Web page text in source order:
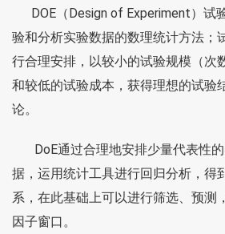
DOE（Design of Experiment）试
验和分析实验数据的数理统计方法；
行合理安排，以较小的试验规模（次
和较低的试验成本，获得理想的试验
论。
DoE通过合理地安排少量代表性的
据，运用统计工具进行回归分析，得
系，在此基础上可以进行筛选、预测
因子窗口。